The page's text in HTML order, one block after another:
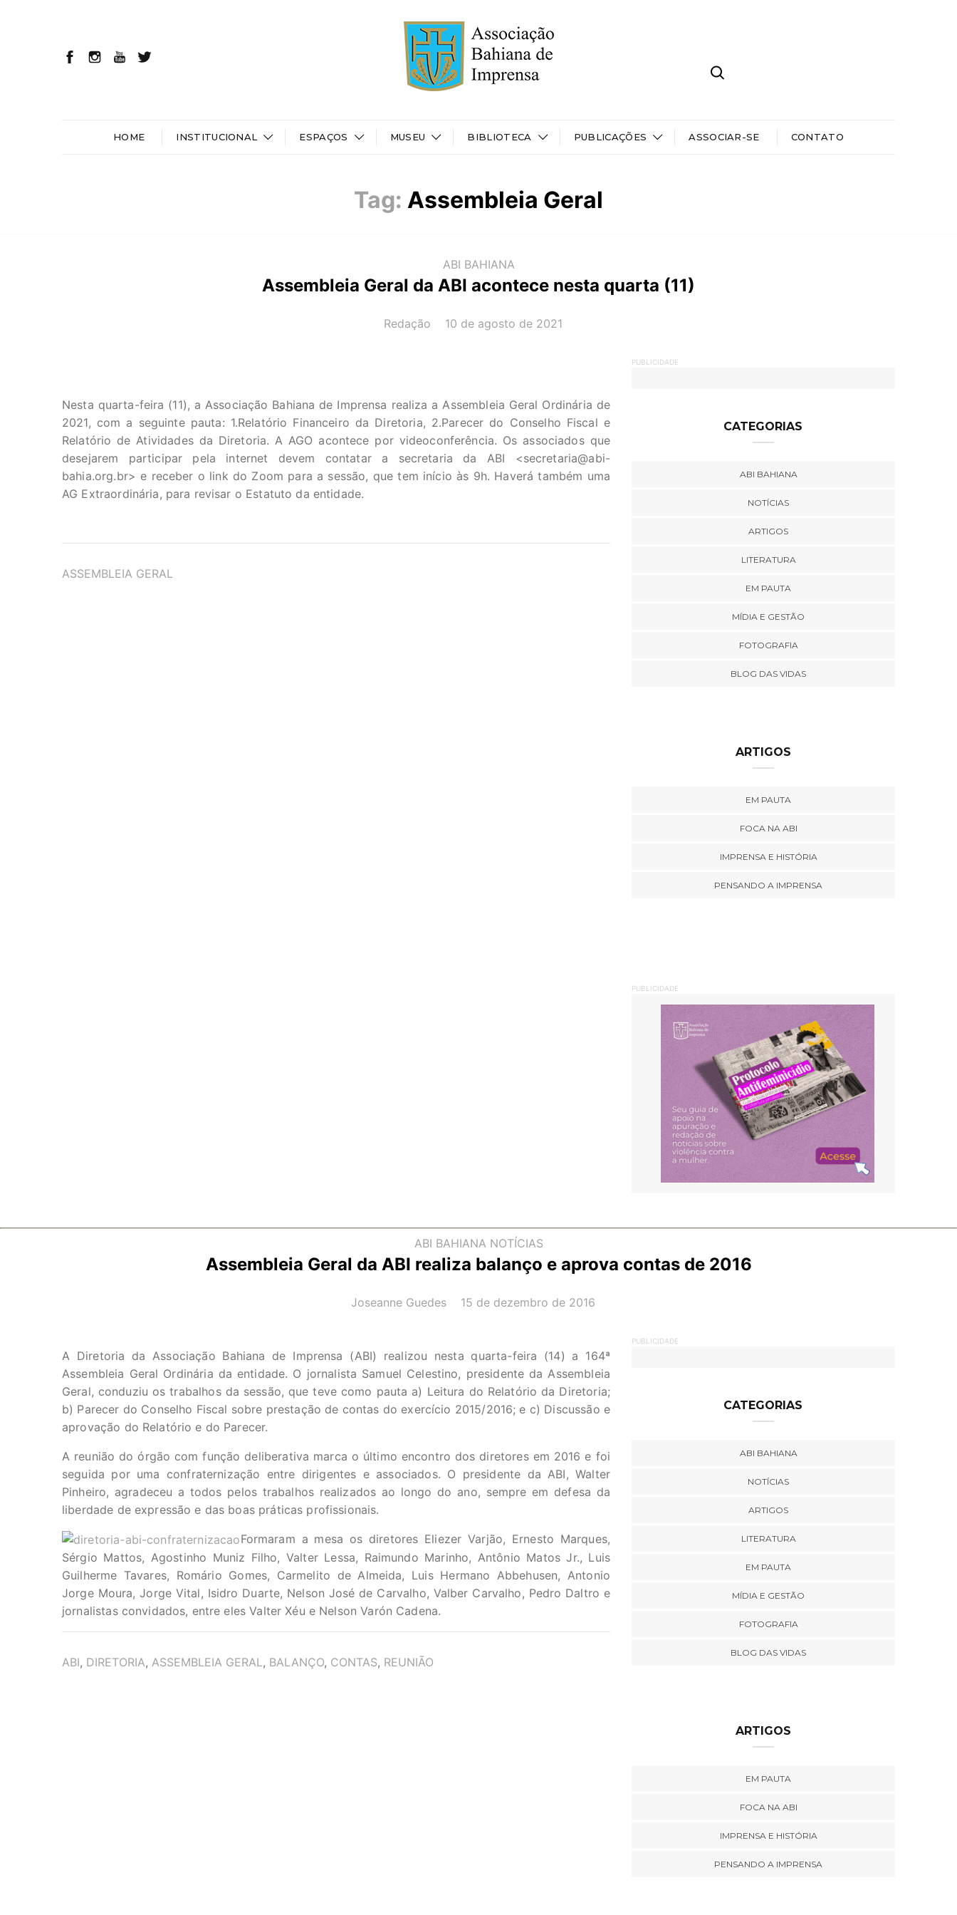
HOME INSTITUCIONAL ESPAÇOS MUSEU BIBLIOTECA PUBLICAÇÕES ASSOCIAR-SE CONTATO
Tag: Assembleia Geral
ABI BAHIANA
Assembleia Geral da ABI acontece nesta quarta (11)
AUTOR(A):
Redação DATA:
10 de agosto de 2021
Nesta quarta-feira (11), a Associação Bahiana de Imprensa realiza a Assembleia Geral Ordinária de
2021, com a seguinte pauta: 1.Relatório Financeiro da Diretoria, 2.Parecer do Conselho Fiscal e
Relatório de Atividades da Diretoria. A AGO acontece por videoconferência. Os associados que
desejarem participar pela internet devem contatar a secretaria da ABI <secretaria@abi-
bahia.org.br> e receber o link do Zoom para a sessão, que tem início às 9h. Haverá também uma
AG Extraordinária, para revisar o Estatuto da entidade.
TAGS
ASSEMBLEIA GERAL
PUBLICIDADE
CATEGORIAS
ABI BAHIANA
NOTÍCIAS
ARTIGOS
LITERATURA
EM PAUTA
MÍDIA E GESTÃO
FOTOGRAFIA
BLOG DAS VIDAS
ARTIGOS
EM PAUTA
FOCA NA ABI
IMPRENSA E HISTÓRIA
PENSANDO A IMPRENSA
PUBLICIDADE
ABI BAHIANA NOTÍCIAS
Assembleia Geral da ABI realiza balanço e aprova contas de 2016
AUTOR(A):
Joseanne Guedes DATA:
15 de dezembro de 2016
A Diretoria da Associação Bahiana de Imprensa (ABI) realizou nesta quarta-feira (14) a 164ª
Assembleia Geral Ordinária da entidade. O jornalista Samuel Celestino, presidente da Assembleia
Geral, conduziu os trabalhos da sessão, que teve como pauta a) Leitura do Relatório da Diretoria;
b) Parecer do Conselho Fiscal sobre prestação de contas do exercício 2015/2016; e c) Discussão e
aprovação do Relatório e do Parecer.
A reunião do órgão com função deliberativa marca o último encontro dos diretores em 2016 e foi
seguida por uma confraternização entre dirigentes e associados. O presidente da ABI, Walter
Pinheiro, agradeceu a todos pelos trabalhos realizados ao longo do ano, sempre em defesa da
liberdade de expressão e das boas práticas profissionais.
Formaram a mesa os diretores Eliezer Varjão, Ernesto Marques,
Sérgio Mattos, Agostinho Muniz Filho, Valter Lessa, Raimundo Marinho, Antônio Matos Jr., Luis
Guilherme Tavares, Romário Gomes, Carmelito de Almeida, Luis Hermano Abbehusen, Antonio
Jorge Moura, Jorge Vital, Isidro Duarte, Nelson José de Carvalho, Valber Carvalho, Pedro Daltro e
jornalistas convidados, entre eles Valter Xéu e Nelson Varón Cadena.
TAGS
ABI, DIRETORIA, ASSEMBLEIA GERAL, BALANÇO, CONTAS, REUNIÃO
PUBLICIDADE
CATEGORIAS
ABI BAHIANA
NOTÍCIAS
ARTIGOS
LITERATURA
EM PAUTA
MÍDIA E GESTÃO
FOTOGRAFIA
BLOG DAS VIDAS
ARTIGOS
EM PAUTA
FOCA NA ABI
IMPRENSA E HISTÓRIA
PENSANDO A IMPRENSA